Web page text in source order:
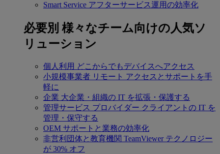
Smart Service アフターサービス運用の効率化
必要別 様々なチーム向けの人気ソ
リューション
個人利用 どこからでもデバイスへアクセス
小規模事業者 リモート アクセスとサポートを手
軽に
企業 大企業・組織の IT を拡張・保護する
管理サービス プロバイダー クライアントの IT を
管理・保守する
OEM サポートと業務の効率化
非営利団体と教育機関 TeamViewer テクノロジー
が 30% オフ